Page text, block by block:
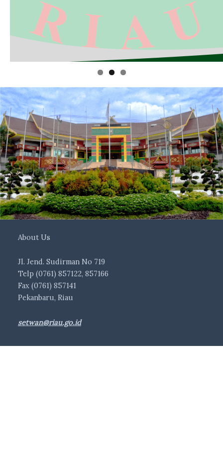
About Us
Jl. Jend. Sudirman No 719
Telp (0761) 857122, 857166
Fax (0761) 857141
Pekanbaru, Riau
setwan@riau.go.id